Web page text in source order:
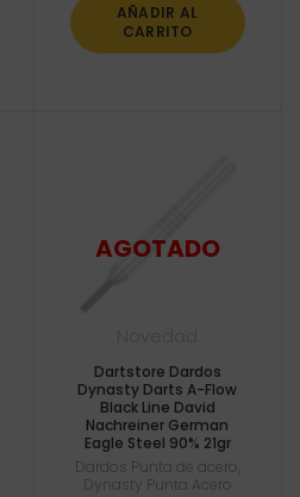
AÑADIR AL
CARRITO
Dartstore Dardos
Dynasty Darts A-Flow
Black Line David
Nachreiner German
Eagle Steel 90% 21gr
Dardos Punta de acero
Dynasty Punta Acero